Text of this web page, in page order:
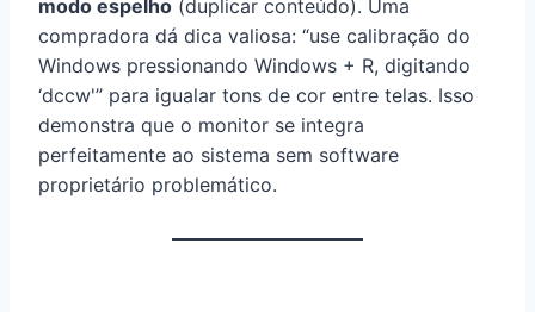
modo espelho (duplicar conteúdo). Uma
compradora dá dica valiosa: “use calibração do
Windows pressionando Windows + R, digitando
‘dccw'” para igualar tons de cor entre telas. Isso
demonstra que o monitor se integra
perfeitamente ao sistema sem software
proprietário problemático.